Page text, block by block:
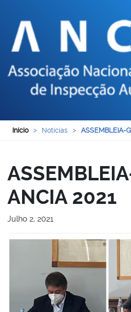
Início > Noticias > ASSEMBLEIA-
ANCIA 2021
Julho 2, 2021